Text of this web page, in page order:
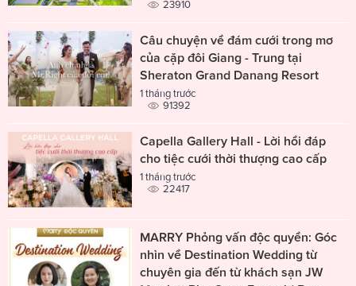
23910
Câu chuyện về đám cưới trong mơ
của cặp đôi Giang - Trung tại
Sheraton Grand Danang Resort
1 tháng trước
91392
Capella Gallery Hall - Lời hồi đáp
cho tiệc cưới thời thượng cao cấp
1 tháng trước
22417
MARRY Phỏng vấn độc quyền: Góc
nhìn về Destination Wedding từ
chuyên gia đến từ khách sạn JW